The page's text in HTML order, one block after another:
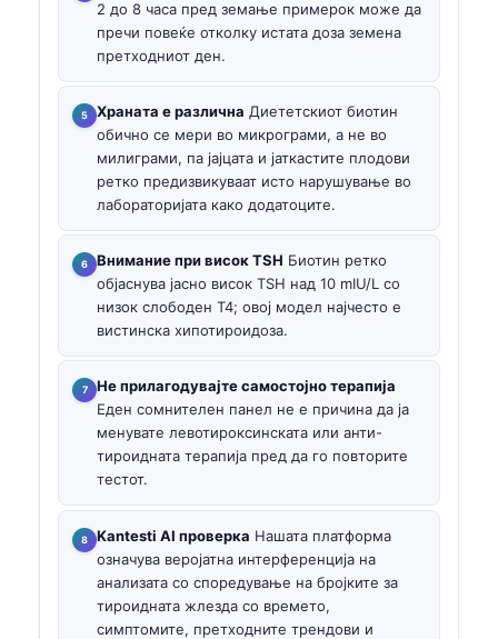
2 до 8 часа пред земање примерок може да
пречи повеќе отколку истата доза земена
претходниот ден.
Храната е различна Диететскиот биотин
обично се мери во микрограми, а не во
милиграми, па јајцата и јаткастите плодови
ретко предизвикуваат исто нарушување во
лабораторијата како додатоците.
Внимание при висок TSH Биотин ретко
објаснува јасно висок TSH над 10 mIU/L со
низок слободен T4; овој модел најчесто е
вистинска хипотироидоза.
Не прилагодувајте самостојно терапија
Еден сомнителен панел не е причина да ја
менувате левотироксинската или анти-
тироидната терапија пред да го повторите
тестот.
Kantesti AI проверка Нашата платформа
означува веројатна интерференција на
анализата со споредување на бројките за
тироидната жлезда со времето,
симптомите, претходните трендови и